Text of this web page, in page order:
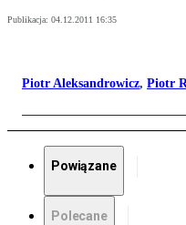
Publikacja: 04.12.2011 16:35
Piotr Aleksandrowicz, Piotr
Powiązane
Polecane